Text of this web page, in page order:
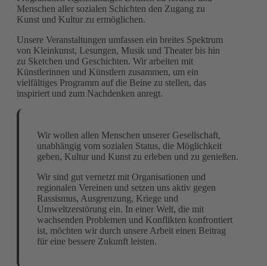
Menschen aller sozialen Schichten den Zugang zu
Kunst und Kultur zu ermöglichen.
Unsere Veranstaltungen umfassen ein breites Spektrum
von Kleinkunst, Lesungen, Musik und Theater bis hin
zu Sketchen und Geschichten. Wir arbeiten mit
Künstlerinnen und Künstlern zusammen, um ein
vielfältiges Programm auf die Beine zu stellen, das
inspiriert und zum Nachdenken anregt.
Wir wollen allen Menschen unserer Gesellschaft,
unabhängig vom sozialen Status, die Möglichkeit
geben, Kultur und Kunst zu erleben und zu genießen.
Wir sind gut vernetzt mit Organisationen und
regionalen Vereinen und setzen uns aktiv gegen
Rassismus, Ausgrenzung, Kriege und
Umweltzerstörung ein. In einer Welt, die mit
wachsenden Problemen und Konflikten konfrontiert
ist, möchten wir durch unsere Arbeit einen Beitrag
für eine bessere Zukunft leisten.